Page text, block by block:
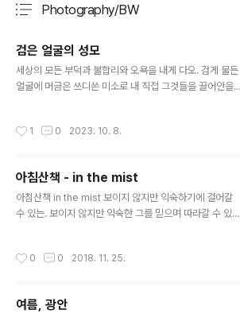
Photography/BW
검은 얼굴의 성모
세상의 모든 부덕과 불합리와 오욕을 내게 다오. 검게 물든
얼굴에 머금은 쓰디쓴 미소로 내 직접 그것들을 끌어안을
이 역사의 점토판 위에 뚜렷이 새겨지도록.
1 0 2023. 10. 8.
아침산책 - in the mist
아침산책 in the mist 보이지 않지만 익숙하기에 걸어갈
수 있는. 보이지 않지만 익숙한 그를 믿으며 따라갈 수 있기
0 0 2018. 11. 25.
여름, 광안